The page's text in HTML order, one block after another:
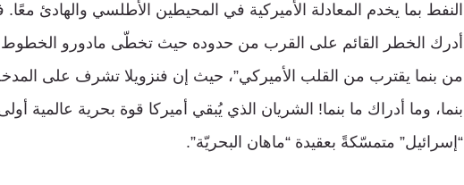
النفط بما يخدم المعادلة الأميركية في المحيطين الأطلسي والهادئ
أدرك الخطر القائم على القرب من حدوده حيث تخطّى مادورو الخطوط
من بنما يقترب من القلب الأميركي”، حيث إن فنزويلا تشرف على
بنما، وما أدراك ما بنما! الشريان الذي يُبقي أميركا قوة بحرية عالمية
“إسرائيل” متمسّكةً بعقيدة “ماهان البحريّة”.